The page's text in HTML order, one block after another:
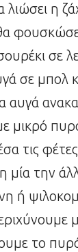
λιώσει η
σε
σε μπολ
αυγά
μικρό
τις
μία την
ή
το